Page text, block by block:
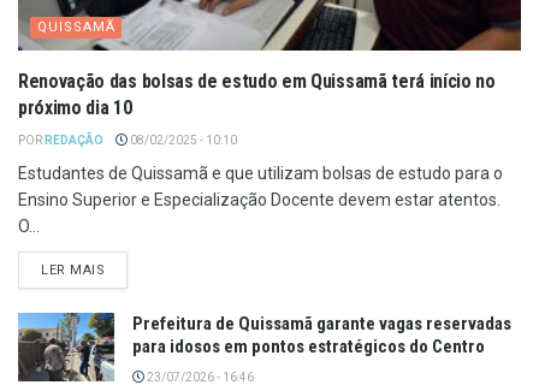
QUISSAMÃ
Renovação das bolsas de estudo em Quissamã terá início no
próximo dia 10
POR REDAÇÃO 08/02/2025 - 10:10
Estudantes de Quissamã e que utilizam bolsas de estudo para o
Ensino Superior e Especialização Docente devem estar atentos.
O...
LER MAIS
Prefeitura de Quissamã garante vagas reservadas
para idosos em pontos estratégicos do Centro
23/07/2026 - 16:46